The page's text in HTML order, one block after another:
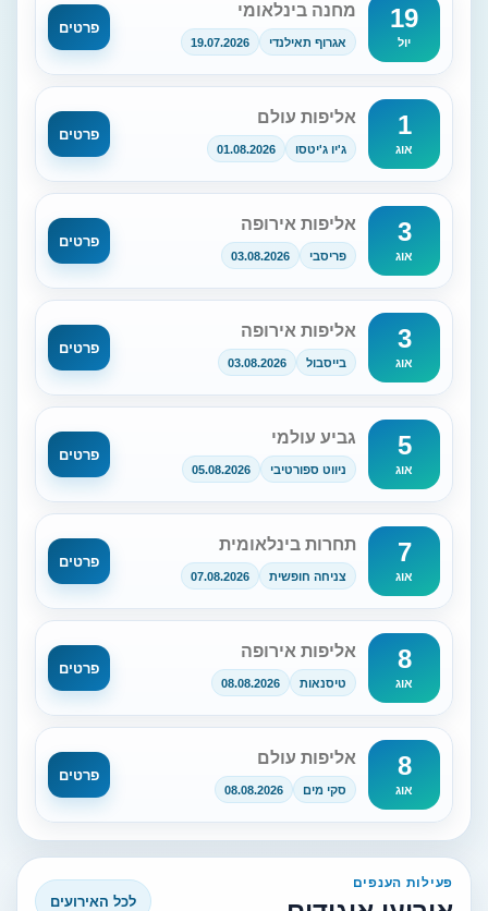
19
יול
מחנה בינלאומי
אגרוף תאילנדי 19.07.2026
פרטים
1
אוג
אליפות עולם
ג'יו ג'יטסו 01.08.2026
פרטים
3
אוג
אליפות אירופה
פריסבי 03.08.2026
פרטים
3
אוג
אליפות אירופה
בייסבול 03.08.2026
פרטים
5
אוג
גביע עולמי
ניווט ספורטיבי 05.08.2026
פרטים
7
אוג
תחרות בינלאומית
צניחה חופשית 07.08.2026
פרטים
8
אוג
אליפות אירופה
טיסנאות 08.08.2026
פרטים
8
אוג
אליפות עולם
סקי מים 08.08.2026
פרטים
פעילות הענפים
לכל האירועים